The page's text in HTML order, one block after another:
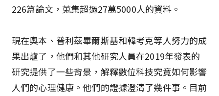
226篇論文，蒐集超過27萬5000人的資料。
現在奧本、普利茲畢爾斯基和韓考克等人努力的成
果出爐了，他們和其他研究人員在2019年發表的
研究提供了一些背景，解釋數位科技究竟如何影響
人們的心理健康。他們的證據澄清了幾件事。目前